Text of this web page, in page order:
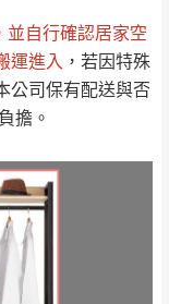
並自行確認居家空
運進入 ，若因特殊
公司保有配送與否
擔。
峨眉鄉、五峰鄉、
橫山、北埔鄉、尖
石鄉、寶山鄉山
區、新埔山區、芎
雙溪、貢寮、烏
們客服會與您
。
）
問下單後無
@dershin）
苗栗，偏遠
規章)。